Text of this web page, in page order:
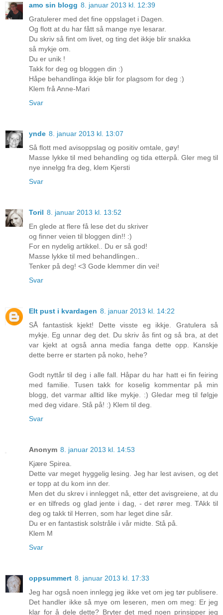
amo sin blogg 8. januar 2013 kl. 12:39
Gratulerer med det fine oppslaget i Dagen.
Og flott at du har fått så mange nye lesarar.
Du skriv så fint om livet, og ting det ikkje blir snakka
så mykje om.
Du er unik !
Takk for deg og bloggen din :)
Håpe behandlinga ikkje blir for plagsom for deg :)
Klem frå Anne-Mari
Svar
ynde 8. januar 2013 kl. 13:07
Så flott med avisoppslag og positiv omtale, gøy!
Masse lykke til med behandling og tida etterpå. Gler meg til
nye innelgg fra deg, klem Kjersti
Svar
Toril 8. januar 2013 kl. 13:52
En glede at flere få lese det du skriver
og finner veien til bloggen din!! :)
For en nydelig artikkel.. Du er så god!
Masse lykke til med behandlingen..
Tenker på deg! <3 Gode klemmer din vei!
Svar
EIt pust i kvardagen 8. januar 2013 kl. 14:22
SÅ fantastisk kjekt! Dette visste eg ikkje. Gratulera så
mykje. Eg unnar deg det. Du skriv ås fint og så bra, at det
var kjekt at også anna media fanga dette opp. Kanskje
dette berre er starten på noko, hehe?
Godt nyttår til deg i alle fall. Håpar du har hatt ei fin feiring
med familie. Tusen takk for koselig kommentar på min
blogg, det varmar alltid like mykje. :) Gledar meg til følgje
med deg vidare. Stå på! :) Klem til deg.
Svar
Anonym 8. januar 2013 kl. 14:53
Kjære Spirea.
Dette var meget hyggelig lesing. Jeg har lest avisen, og det
er topp at du kom inn der.
Men det du skrev i innlegget nå, etter det avisgreiene, at du
er en tilfreds og glad jente i dag, - det rører meg. TAkk til
deg og takk til Herren, som har leget dine sår.
Du er en fantastisk solstråle i vår midte. Stå på.
Klem M
Svar
oppsummert 8. januar 2013 kl. 17:33
Jeg har også noen innlegg jeg ikke vet om jeg tør publisere.
Det handler ikke så mye om leseren, men om meg: Er jeg
klar for å dele dette? Bryter det med noen prinsipper jeg